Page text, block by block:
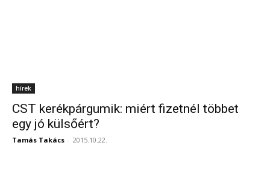
hírek
CST kerékpárgumik: miért fizetnél többet
egy jó külsőért?
Tamás Takács - 2015.10.22.